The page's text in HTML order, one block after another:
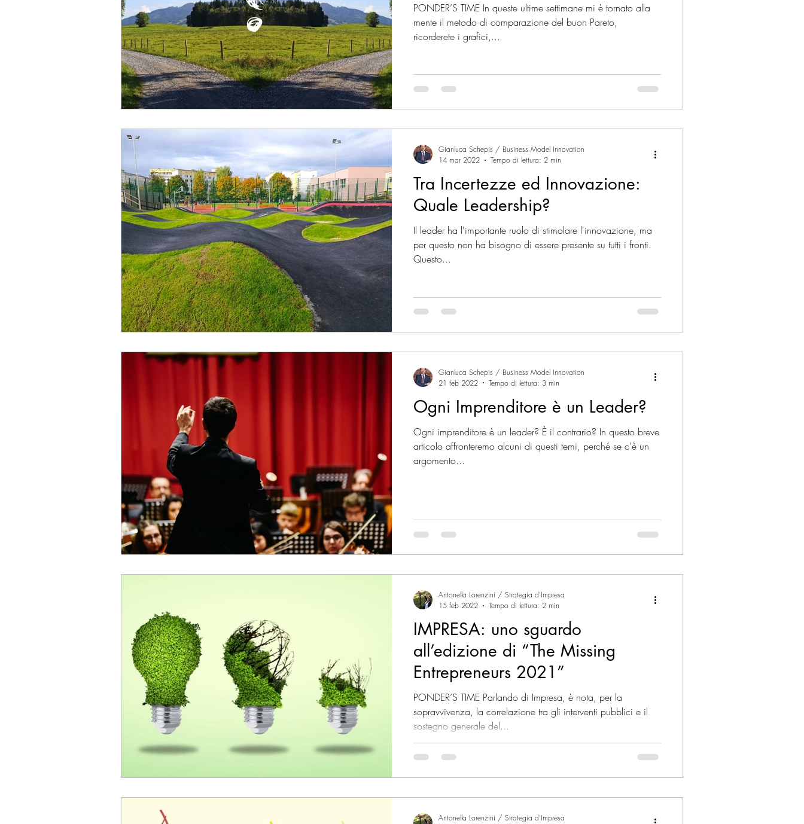
PONDER’S TIME In queste ultime settimane mi è tornato alla
mente il metodo di comparazione del buon Pareto,
ricorderete i grafici,...
Tra Incertezze ed Innovazione:
Quale Leadership?
Il leader ha l'importante ruolo di stimolare l'innovazione, ma
per questo non ha bisogno di essere presente su tutti i fronti.
Questo...
Gianluca Schepis / Business Model Innovation
14 mar 2022
Tempo di lettura: 2 min
Ogni Imprenditore è un Leader?
Ogni imprenditore è un leader? È il contrario? In questo breve
articolo affronteremo alcuni di questi temi, perché se c'è un
argomento...
Gianluca Schepis / Business Model Innovation
21 feb 2022
Tempo di lettura: 3 min
IMPRESA: uno sguardo
all’edizione di “The Missing
Entrepreneurs 2021”
PONDER’S TIME Parlando di Impresa, è nota, per la
sopravvivenza, la correlazione tra gli interventi pubblici e il
sostegno generale del...
Antonella Lorenzini / Strategia d'Impresa
15 feb 2022
Tempo di lettura: 2 min
Antonella Lorenzini / Strategia d'Impresa